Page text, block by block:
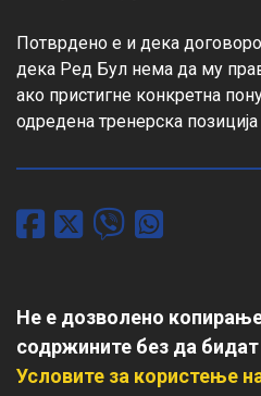
Потврдено е и дека
дека Ред Бул нема да му
ако пристигне конкретна
одредена тренерска
Не е дозволено
содржините без да
Условите за користење